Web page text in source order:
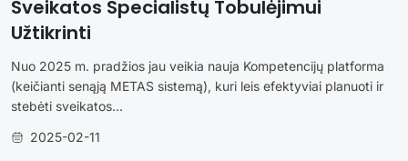
Sveikatos Specialistų Tobulėjimui
Užtikrinti
Nuo 2025 m. pradžios jau veikia nauja Kompetencijų platforma
(keičianti senąją METAS sistemą), kuri leis efektyviai planuoti ir
stebėti sveikatos...
2025-02-11